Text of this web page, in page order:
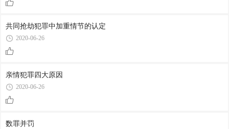
共同抢劫犯罪中加重情节的认定
2020-06-26
亲情犯罪四大原因
2020-06-26
数罪并罚